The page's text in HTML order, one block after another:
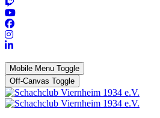
Mobile Menu Toggle
Off-Canvas Toggle